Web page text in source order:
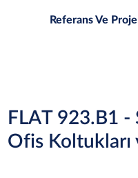
Referans Ve
FLAT 923.B1 -
Ofis Koltukları